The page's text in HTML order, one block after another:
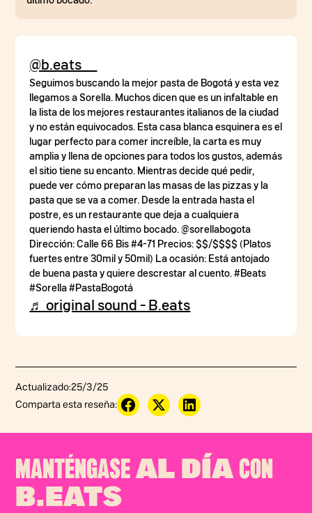
@b.eats__
Seguimos buscando la mejor pasta de Bogotá y esta vez
llegamos a Sorella. Muchos dicen que es un infaltable en
la lista de los mejores restaurantes italianos de la ciudad
y no están equivocados. Esta casa blanca esquinera es el
lugar perfecto para comer increíble, la carta es muy
amplia y llena de opciones para todos los gustos, además
el sitio tiene su encanto. Mientras decide qué pedir,
puede ver cómo preparan las masas de las pizzas y la
pasta que se va a comer. Desde la entrada hasta el
postre, es un restaurante que deja a cualquiera
queriendo hasta el último bocado. @sorellabogota
Dirección: Calle 66 Bis #4-71 Precios: $$/$$$$ (Platos
fuertes entre 30mil y 50mil) La ocasión: Está antojado
de buena pasta y quiere descrestar al cuento. #Beats
#Sorella #PastaBogotá
♬ original sound - B.eats
Actualizado:25/3/25
Comparta esta reseña:
MANTÉNGASE AL DÍA CON
B.EATS